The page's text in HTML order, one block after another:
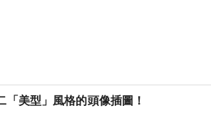
美型」風格的頭像插圖！